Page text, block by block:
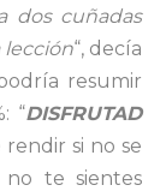
dos cuñadas
lección“, decía
resumir
“DISFRUTAD
rendir si no se
no te sientes